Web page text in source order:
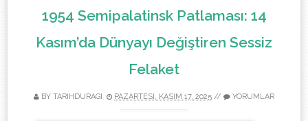
1954 Semipalatinsk Patlaması: 14
Kasım’da Dünyayı Değiştiren Sessiz
Felaket
BY TARIHDURAGI PAZARTESI, KASIM 17, 2025 // YORUMLAR